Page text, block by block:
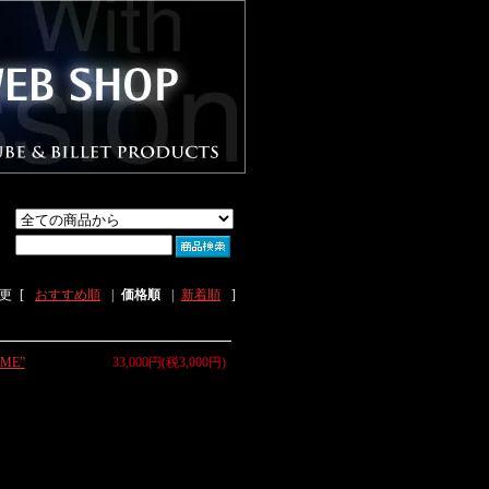
[ おすすめ順 価格順 新着順 ]
33,000円(税3,000円)